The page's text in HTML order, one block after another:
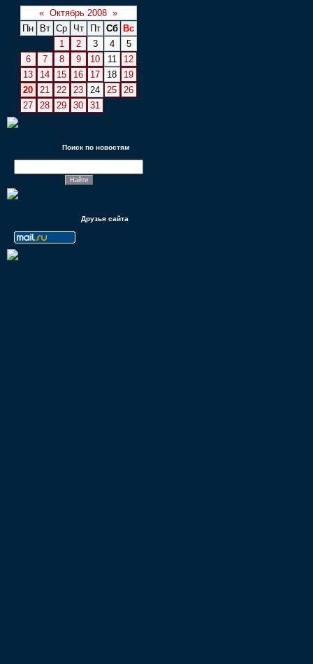
« Октябрь 2008 »
Пн
Вт Ср Чт Пт Сб
Вс
1
2 3 4
5
6
7 8 9 10 11
12
13
14 15 16 17 18
19
20
21 22 23 24 25
26
27
28 29 30 31
Поиск по новостям
Друзья сайта